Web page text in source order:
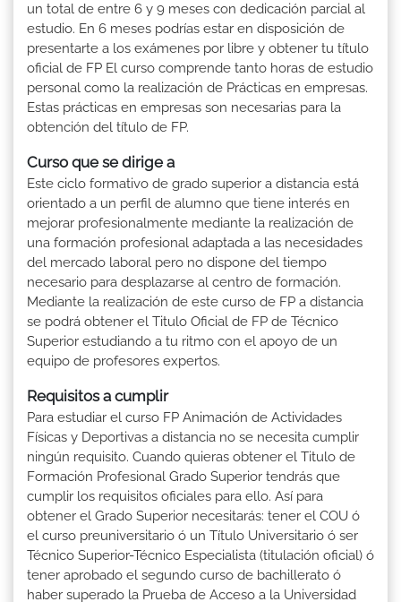
un total de entre 6 y 9 meses con dedicación parcial al
estudio. En 6 meses podrías estar en disposición de
presentarte a los exámenes por libre y obtener tu título
oficial de FP El curso comprende tanto horas de estudio
personal como la realización de Prácticas en empresas.
Estas prácticas en empresas son necesarias para la
obtención del título de FP.
Curso que se dirige a
Este ciclo formativo de grado superior a distancia está
orientado a un perfil de alumno que tiene interés en
mejorar profesionalmente mediante la realización de
una formación profesional adaptada a las necesidades
del mercado laboral pero no dispone del tiempo
necesario para desplazarse al centro de formación.
Mediante la realización de este curso de FP a distancia
se podrá obtener el Titulo Oficial de FP de Técnico
Superior estudiando a tu ritmo con el apoyo de un
equipo de profesores expertos.
Requisitos a cumplir
Para estudiar el curso FP Animación de Actividades
Físicas y Deportivas a distancia no se necesita cumplir
ningún requisito. Cuando quieras obtener el Titulo de
Formación Profesional Grado Superior tendrás que
cumplir los requisitos oficiales para ello. Así para
obtener el Grado Superior necesitarás: tener el COU ó
el curso preuniversitario ó un Título Universitario ó ser
Técnico Superior-Técnico Especialista (titulación oficial) ó
tener aprobado el segundo curso de bachillerato ó
haber superado la Prueba de Acceso a la Universidad